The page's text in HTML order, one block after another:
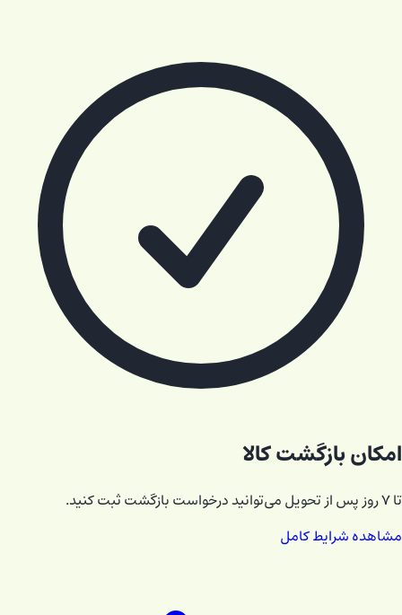
امکان بازگشت کالا
تا ۷ روز پس از تحویل می‌توانید درخواست بازگشت ثبت کنید.
مشاهده شرایط کامل